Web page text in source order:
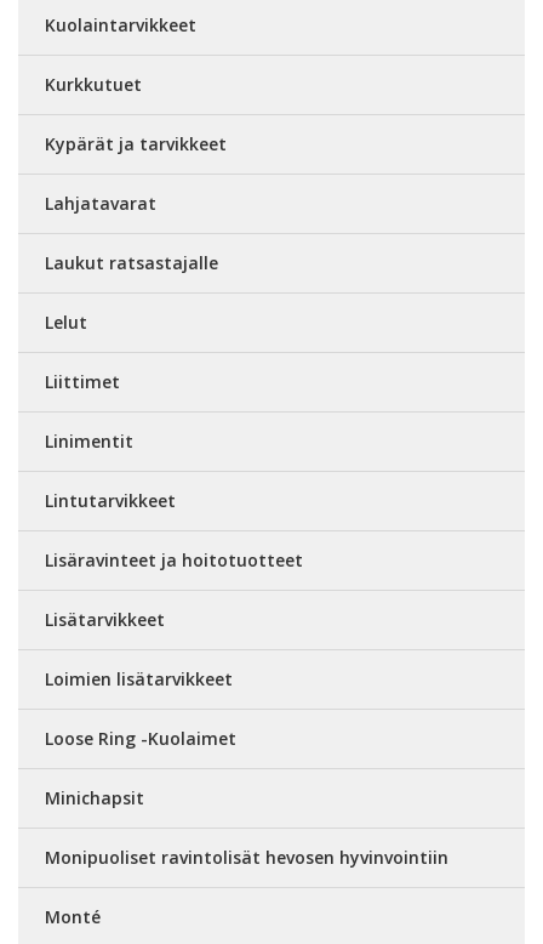
Kuolaintarvikkeet
Kurkkutuet
Kypärät ja tarvikkeet
Lahjatavarat
Laukut ratsastajalle
Lelut
Liittimet
Linimentit
Lintutarvikkeet
Lisäravinteet ja hoitotuotteet
Lisätarvikkeet
Loimien lisätarvikkeet
Loose Ring -Kuolaimet
Minichapsit
Monipuoliset ravintolisät hevosen hyvinvointiin
Monté